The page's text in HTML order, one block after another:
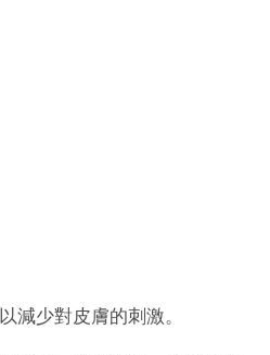
少對皮膚的刺激。